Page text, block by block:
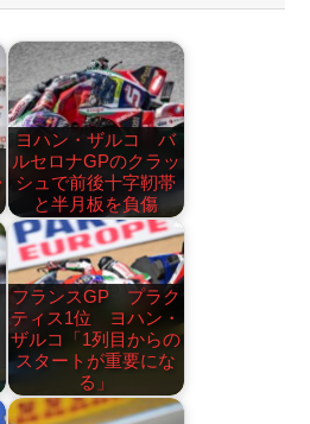
ヨハン・ザルコ バ
ルセロナGPのクラッ
シュで前後十字靭帯
と半月板を負傷
フランスGP プラク
ティス1位 ヨハン・
ザルコ「1列目からの
スタートが重要にな
る」